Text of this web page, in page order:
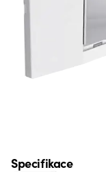
Specifikace